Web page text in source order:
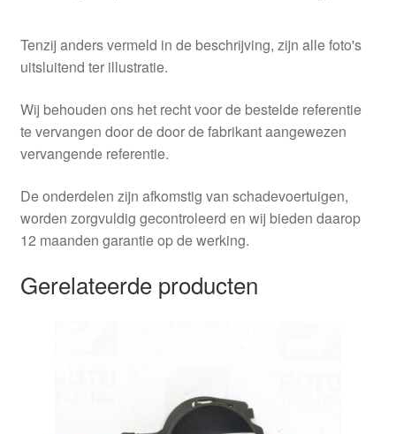
Tenzij anders vermeld in de beschrijving, zijn alle foto's
uitsluitend ter illustratie.
Wij behouden ons het recht voor de bestelde referentie
te vervangen door de door de fabrikant aangewezen
vervangende referentie.
De onderdelen zijn afkomstig van schadevoertuigen,
worden zorgvuldig gecontroleerd en wij bieden daarop
12 maanden garantie op de werking.
Gerelateerde producten